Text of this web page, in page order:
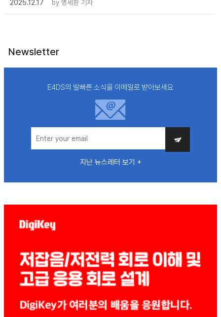
2025.12.17
by 명세환 기자
Newsletter
E4DS의 발빠른 소식을 이메일로 받아보세요
지난 뉴스레터 보기 +